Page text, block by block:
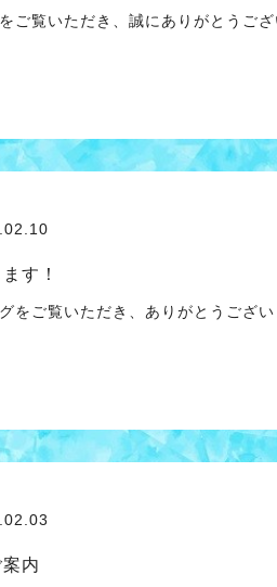
ご覧いただき、誠にありがとうご
す！
をご覧いただき、ありがとうござ
内